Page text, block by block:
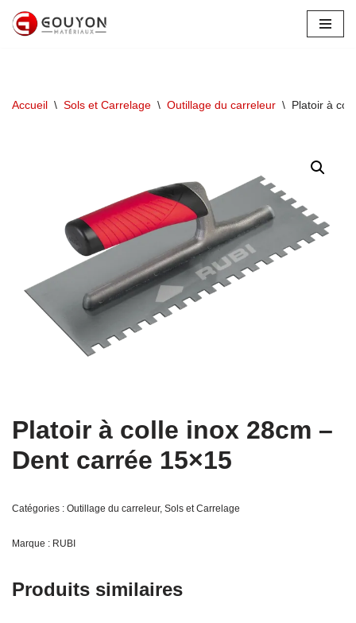
Accueil \ Sols et Carrelage \ Outillage du carreleur \ Platoir à
Platoir à colle inox 28cm –
Dent carrée 15×15
Catégories : Outillage du carreleur, Sols et Carrelage
Marque : RUBI
Produits similaires